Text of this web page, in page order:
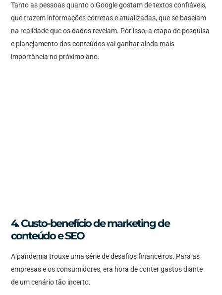
Tanto as pessoas quanto o Google gostam de textos confiáveis,
que trazem informações corretas e atualizadas, que se baseiam
na realidade que os dados revelam. Por isso, a etapa de pesquisa
e planejamento dos conteúdos vai ganhar ainda mais
importância no próximo ano.
4. Custo-benefício de marketing de
conteúdo e SEO
A pandemia trouxe uma série de desafios financeiros. Para as
empresas e os consumidores, era hora de conter gastos diante
de um cenário tão incerto.